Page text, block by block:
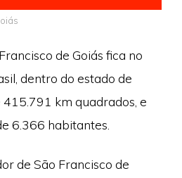
de Goiás fica no
dentro do estado de
415.791 km quadrados, e
6.366 habitantes.
de São Francisco de